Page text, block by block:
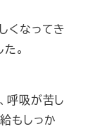
くなってき
。
呼吸が苦し
もしっか